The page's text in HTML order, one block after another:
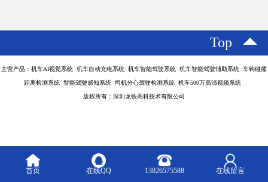
Top
主营产品：机车AI视觉系统 机车自动充电系统 机车智能驾驶系统 机车智能驾驶辅助系统 车钩碰撞
距离检测系统 智能驾驶感知系统 司机分心驾驶检测系统 机车500万高清视频系统
版权所有：深圳龙铁高科技术有限公司
首页 在线QQ 13826575588 在线留言